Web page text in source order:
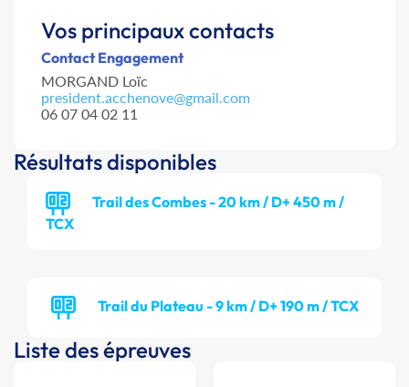
Vos principaux contacts
Contact Engagement
MORGAND Loïc
president.acchenove@gmail.com
06 07 04 02 11
Résultats disponibles
Trail des Combes - 20 km / D+ 450 m /
TCX
Trail du Plateau - 9 km / D+ 190 m / TCX
Liste des épreuves